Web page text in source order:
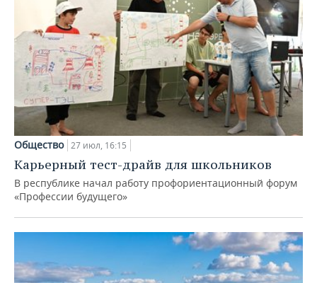
Общество 27 июл, 16:15
Карьерный тест-драйв для школьников
В республике начал работу профориентационный форум
«Профессии будущего»